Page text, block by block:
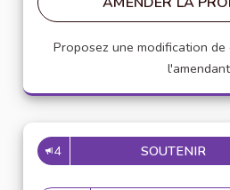
Proposez une modification
4 SOUTENIR